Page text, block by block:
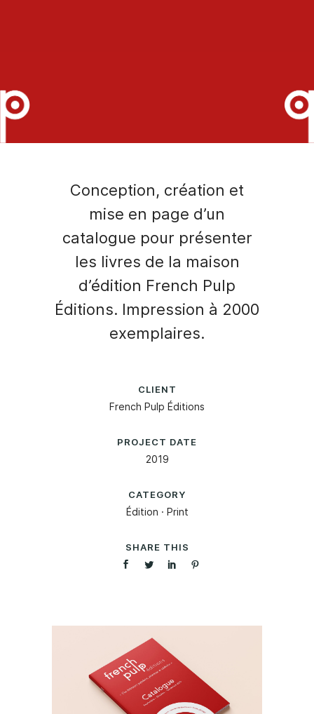
Conception, création et
mise en page d’un
catalogue pour présenter
les livres de la maison
d’édition French Pulp
Éditions. Impression à 2000
exemplaires.
CLIENT
French Pulp Éditions
PROJECT DATE
2019
CATEGORY
Édition · Print
SHARE THIS